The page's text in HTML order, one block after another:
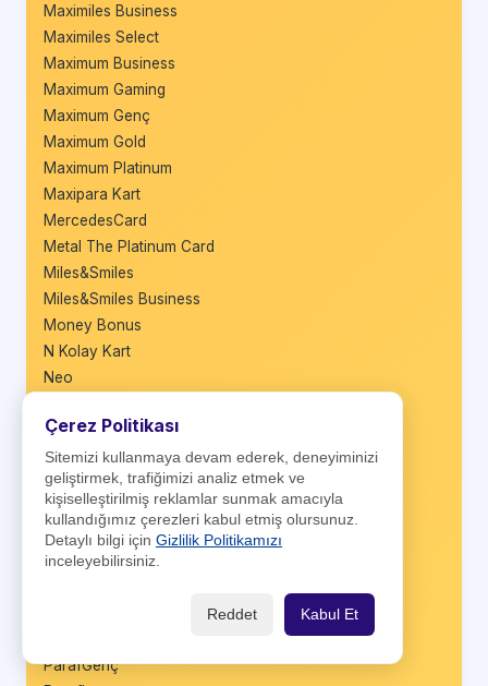
Maximiles Business
Maximiles Select
Maximum Business
Maximum Gaming
Maximum Genç
Maximum Gold
Maximum Platinum
Maxipara Kart
MercedesCard
Metal The Platinum Card
Miles&Smiles
Miles&Smiles Business
Money Bonus
N Kolay Kart
Neo
Opet Worldcard
Özel Bankacılık Kredi Kartı
Papara Card
Paracard
Paraf Business
Paraf Eczacı
ParafGenç
Çerez Politikası
Sitemizi kullanmaya devam ederek, deneyiminizi
geliştirmek, trafiğimizi analiz etmek ve
kişiselleştirilmiş reklamlar sunmak amacıyla
kullandığımız çerezleri kabul etmiş olursunuz.
Detaylı bilgi için Gizlilik Politikamızı
inceleyebilirsiniz.
Reddet Kabul Et